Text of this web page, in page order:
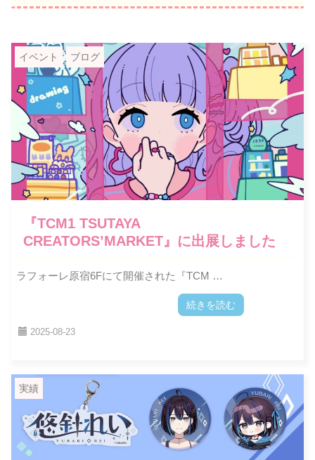
イベント ブログ
『TCM1 TSUTAYA
CREATORS’MARKET』に出展しました
ラフォーレ原宿6Fにて開催された『TCM …
続きを読む
2025-08-23
実績